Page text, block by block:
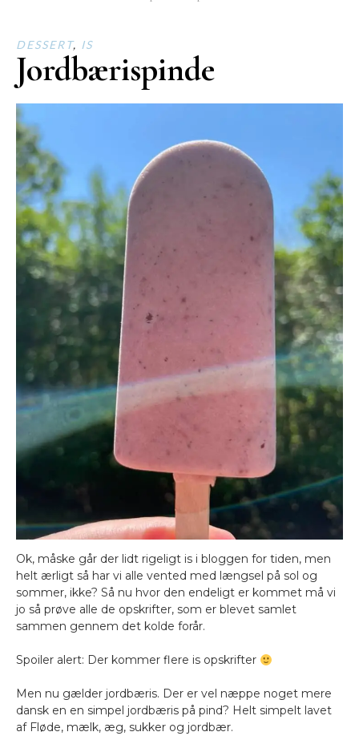
DESSERT, IS
Jordbærispinde
Ok, måske går der lidt rigeligt is i bloggen for tiden, men
helt ærligt så har vi alle vented med længsel på sol og
sommer, ikke? Så nu hvor den endeligt er kommet må vi
jo så prøve alle de opskrifter, som er blevet samlet
sammen gennem det kolde forår.
Spoiler alert: Der kommer flere is opskrifter
Men nu gælder jordbæris. Der er vel næppe noget mere
dansk en en simpel jordbæris på pind? Helt simpelt lavet
af Fløde, mælk, æg, sukker og jordbær.